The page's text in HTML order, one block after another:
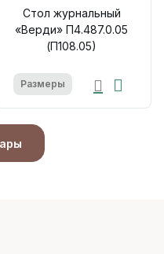
Стол журнальный
«Верди» П4.487.0.05
(П108.05)
Размеры